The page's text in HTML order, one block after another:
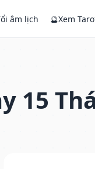
âm lịch 🔮Xem
15